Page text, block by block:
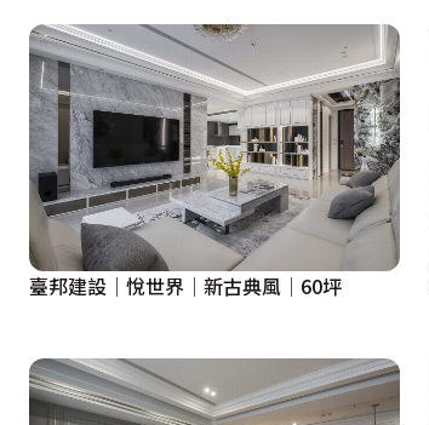
臺邦建設│悅世界│新古典風│60坪